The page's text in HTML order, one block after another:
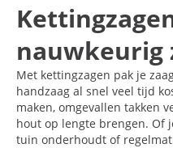
nauwkeurig
Met kettingzagen pak je
handzaag al snel veel tijd
maken, omgevallen takken
hout op lengte brengen. Of
tuin onderhoudt of